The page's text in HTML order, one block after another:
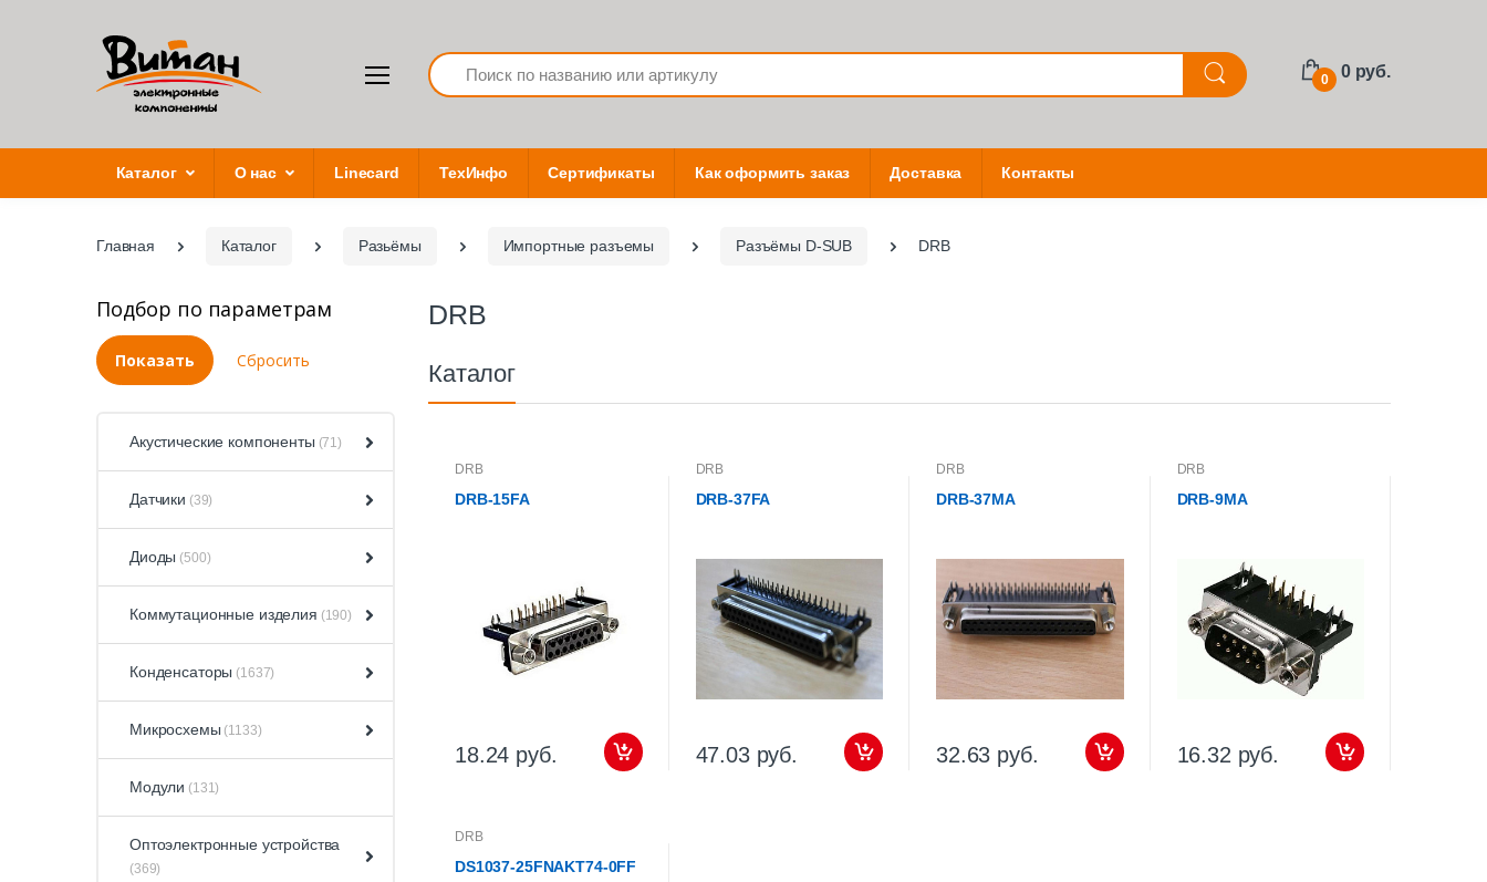
Search
0 0 руб.
Каталог О нас Linecard ТехИнфо Сертификаты Как оформить заказ Доставка Контакты
Главная Каталог Разьёмы Импортные разъемы Разъёмы D-SUB DRB
Подбор по параметрам
Акустические компоненты (71)
Датчики (39)
Диоды (500)
Коммутационные изделия (190)
Конденсаторы (1637)
Микросхемы (1133)
Модули (131)
Оптоэлектронные устройства
(369)
DRB
Каталог
DRB
DRB-15FA
18.24 руб.
DRB
DRB-37FA
47.03 руб.
DRB
DRB-37MA
32.63 руб.
DRB
DRB-9MA
16.32 руб.
DRB
DS1037-25FNAKT74-0FF